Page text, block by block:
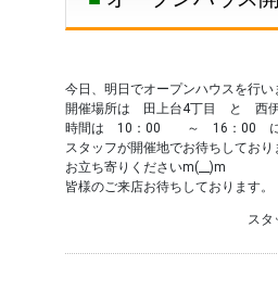
今日、明日でオープンハウスを行い
開催場所は 田上台4丁目 と 西
時間は 10：00 ～ 16：00 に
スタッフが開催地でお待ちしており
お立ち寄りくださいm(__)m
皆様のご来店お待ちしております。
スタッフ